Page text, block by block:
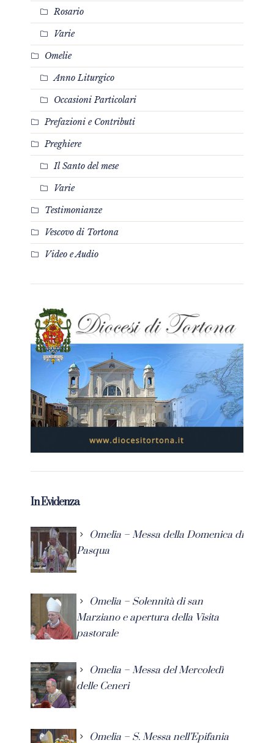
Rosario
Varie
Omelie
Anno Liturgico
Occasioni Particolari
Prefazioni e Contributi
Preghiere
Il Santo del mese
Varie
Testimonianze
Vescovo di Tortona
Video e Audio
In Evidenza
Omelia – Messa della Domenica di
Pasqua
Omelia – Solennità di san
Marziano e apertura della Visita
pastorale
Omelia – Messa del Mercoledì
delle Ceneri
Omelia – S. Messa nell’Epifania